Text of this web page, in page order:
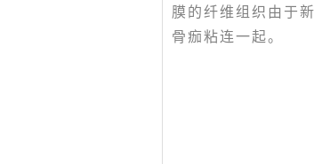
膜的纤维组织由于
骨痂粘连一起。